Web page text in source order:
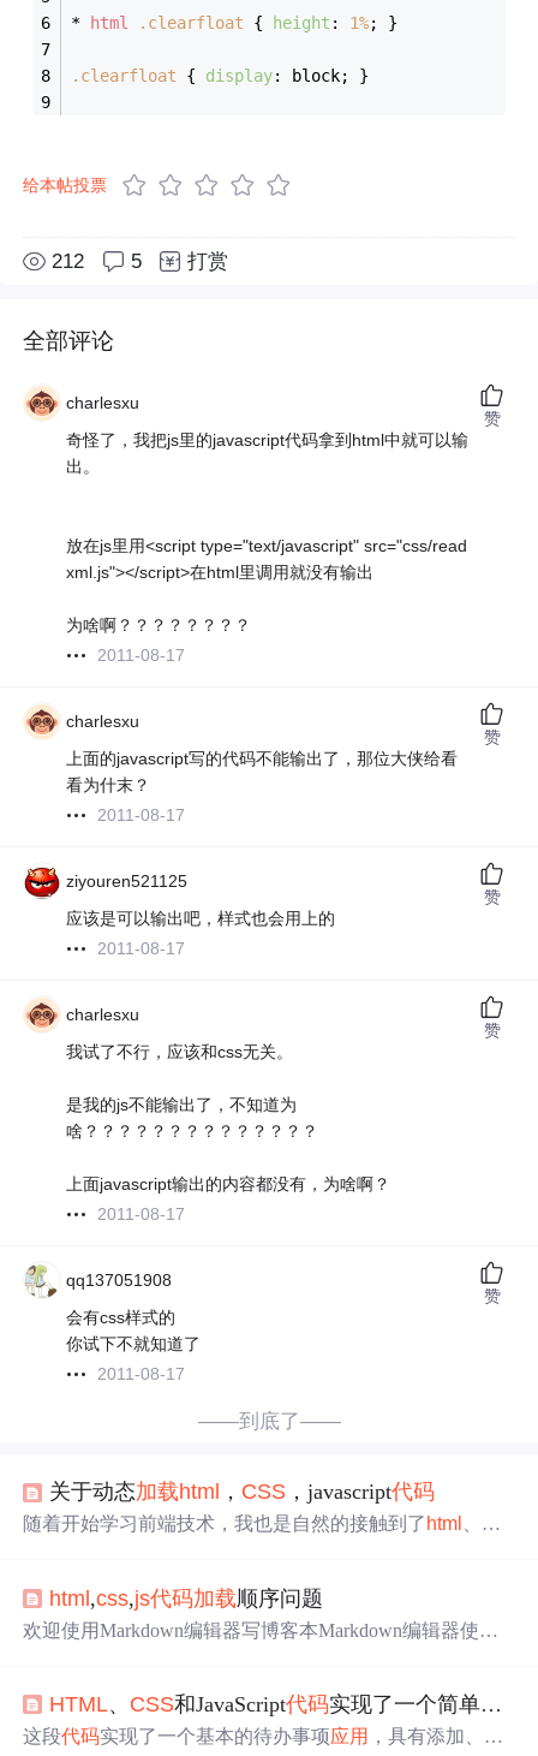
* html .clearfloat { height : 1%; }
.clearfloat { display: block; }
给本帖投票
212 5 打赏
全部评论
charlesxu
奇怪了，我把js里的javascript代码拿到html中就可以输
出。
放在js里用<script type="text/javascript" src="css/read
xml.js"></script>在html里调用就没有输出
为啥啊？？？？？？？？
2011-08-17
赞
charlesxu
上面的javascript写的代码不能输出了，那位大侠给看
看为什末？
2011-08-17
赞
ziyouren521125
应该是可以输出吧，样式也会用上的
2011-08-17
赞
charlesxu
我试了不行，应该和css无关。
是我的js不能输出了，不知道为
啥？？？？？？？？？？？？？？
上面javascript输出的内容都没有，为啥啊？
2011-08-17
赞
qq137051908
会有css样式的
你试下不就知道了
2011-08-17
赞
——到底了——
关于动态加载html ， CSS ，javascript代码
随着开始学习前端技术，我也是自然的接触到了 html
CS
用
html先把结构全部搭建好了，之后再使用
置html元素的样式属性，最后使用JavaScript来给其增加一
把
html,css,js代码加载顺序问题
欢迎使用Markdown编辑器写博客本Markdown编辑器使用St
接和图片上传 LaTex数学公式 UML序列图和流程图 离线写
博客 导入导出Markdown文件 丰富的快捷键 快捷键 加粗 Ct
HTML、 CSS和JavaScript代码实现了一个简单的待办事项（Todo List）
这段代码实现了一个基本的待办事项应用 ，具有添加、切